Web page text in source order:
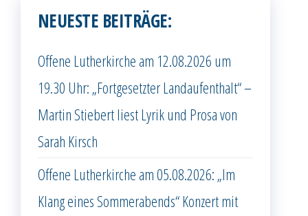
NEUESTE BEITRÄGE:
Offene Lutherkirche am 12.08.2026 um
19.30 Uhr: „Fortgesetzter Landaufenthalt“ –
Martin Stiebert liest Lyrik und Prosa von
Sarah Kirsch
Offene Lutherkirche am 05.08.2026: „Im
Klang eines Sommerabends“ Konzert mit